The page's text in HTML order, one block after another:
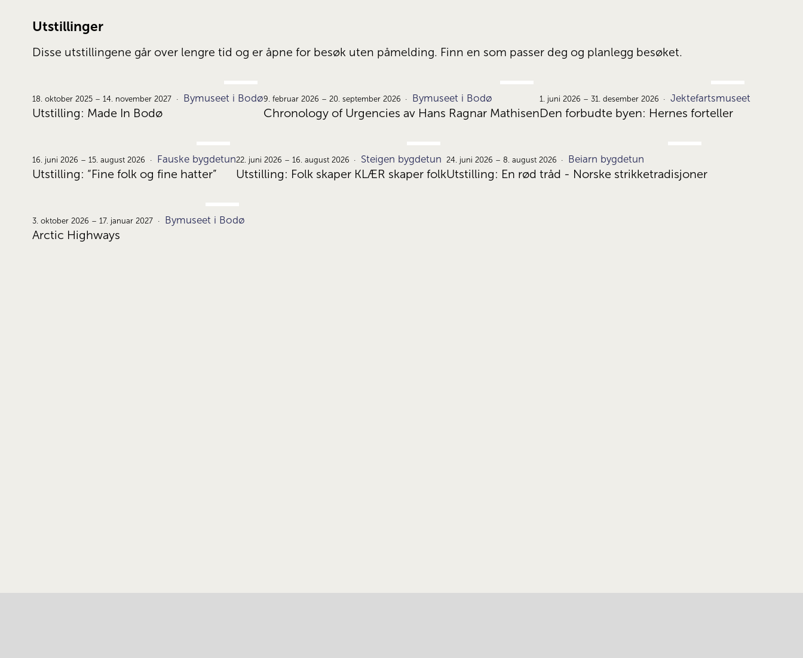
Utstillinger
Disse utstillingene går over lengre tid og er åpne for besøk uten påmelding. Finn en som passer deg og planlegg besøket.
18.
18. oktober 2025 – 14. november 2027 Bymuseet i Bodø
Utstilling: Made In Bodø
9. februar 2026 – 20. september 2026 Bymuseet i Bodø
Chronology of Urgencies av Hans Ragnar Mathisen
1.
1. juni 2026 – 31. desember 2026 Jektefartsmuseet
Den forbudte byen: Hernes forteller
16.
16. juni 2026 – 15. august 2026 Fauske bygdetun
Utstilling: “Fine folk og fine hatter”
22.
22. juni 2026 – 16. august 2026 Steigen bygdetun
Utstilling: Folk skaper KLÆR skaper folk
24. juni 2026 – 8. august 2026 Beiarn bygdetun
Utstilling: En rød tråd - Norske strikketradisjoner
3.
3. oktober 2026 – 17. januar 2027 Bymuseet i Bodø
Arctic Highways